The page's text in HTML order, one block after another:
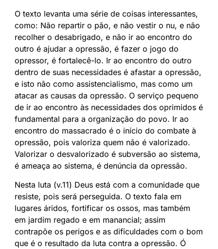
O texto levanta uma série de coisas interessantes,
como: Não repartir o pão, e não vestir o nu, e não
recolher o desabrigado, e não ir ao encontro do
outro é ajudar a opressão, é fazer o jogo do
opressor, é fortalecê-lo. Ir ao encontro do outro
dentro de suas necessidades é afastar a opressão,
e isto não como assistencialismo, mas como um
atacar as causas da opressão. O serviço pequeno
de ir ao encontro às necessidades dos oprimidos é
fundamental para a organização do povo. Ir ao
encontro do massacrado é o início do combate à
opressão, pois valoriza quem não é valorizado.
Valorizar o desvalorizado é subversão ao sistema,
é ameaça ao sistema, é denúncia da opressão.
Nesta luta (v.11) Deus está com a comunidade que
resiste, pois será perseguida. O texto fala em
lugares áridos, fortificar os ossos, mas também
em jardim regado e em manancial; assim
contrapõe os perigos e as dificuldades com o bom
que é o resultado da luta contra a opressão. Ó